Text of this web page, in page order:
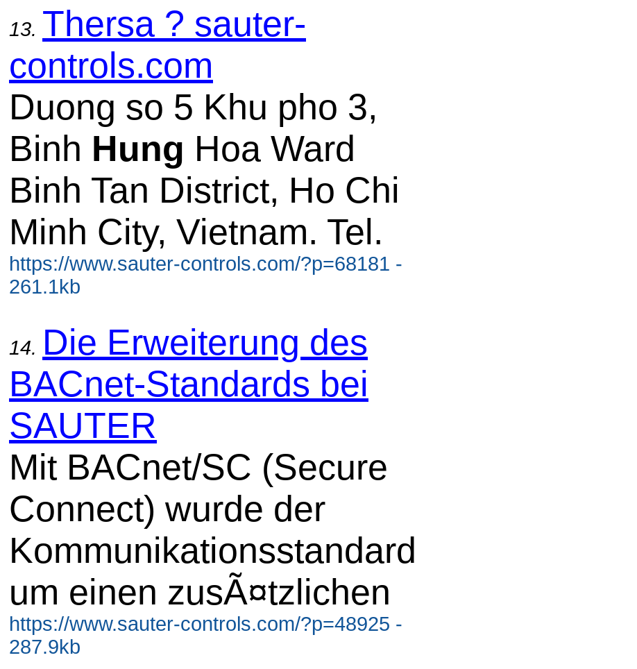
13. Thersa ? sauter-
controls.com
Duong so 5 Khu pho 3,
Binh Hung Hoa Ward
Binh Tan District, Ho Chi
Minh City, Vietnam. Tel.
https://www.sauter-controls.com/?p=68181 -
261.1kb
14. Die Erweiterung des
BACnet-Standards bei
SAUTER
Mit BACnet/SC (Secure
Connect) wurde der
Kommunikationsstandard
um einen zusÃ¤tzlichen
https://www.sauter-controls.com/?p=48925 -
287.9kb